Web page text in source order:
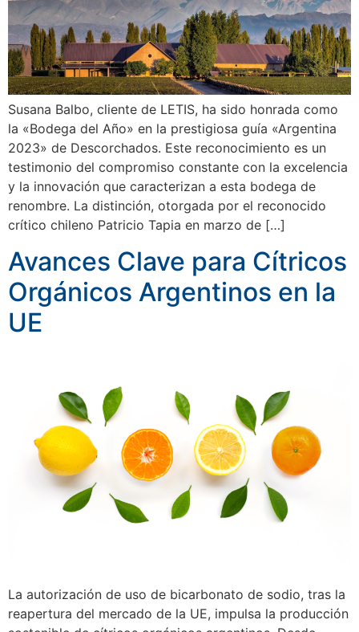
Susana Balbo, cliente de LETIS, ha sido honrada como
la «Bodega del Año» en la prestigiosa guía «Argentina
2023» de Descorchados. Este reconocimiento es un
testimonio del compromiso constante con la excelencia
y la innovación que caracterizan a esta bodega de
renombre. La distinción, otorgada por el reconocido
crítico chileno Patricio Tapia en marzo de […]
Avances Clave para Cítricos
Orgánicos Argentinos en la
UE
La autorización de uso de bicarbonato de sodio, tras la
reapertura del mercado de la UE, impulsa la producción